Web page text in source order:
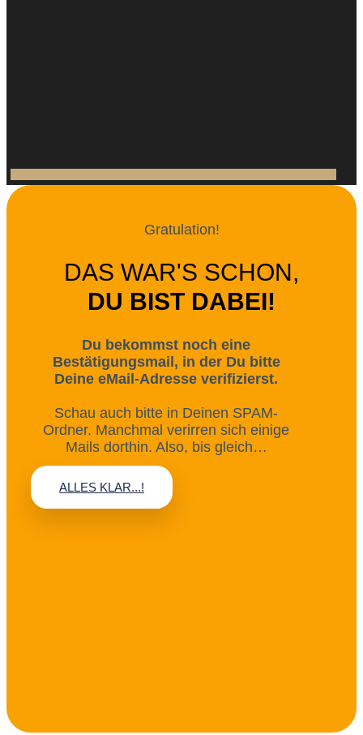
Gratulation!
DAS WAR'S SCHON,
DU BIST DABEI!
Du bekommst noch eine
Bestätigungsmail, in der Du bitte
Deine eMail-Adresse verifizierst.
Schau auch bitte in Deinen SPAM-
Ordner. Manchmal verirren sich einige
Mails dorthin. Also, bis gleich…
ALLES KLAR...!